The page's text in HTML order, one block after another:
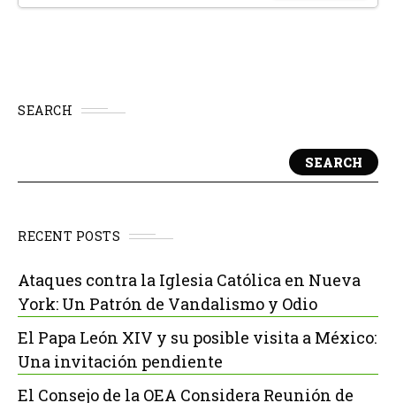
SEARCH
SEARCH
RECENT POSTS
Ataques contra la Iglesia Católica en Nueva
York: Un Patrón de Vandalismo y Odio
El Papa León XIV y su posible visita a México:
Una invitación pendiente
El Consejo de la OEA Considera Reunión de